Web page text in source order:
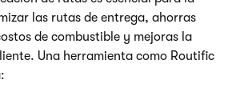
las rutas de entrega, ahorras
de combustible y mejoras la
Una herramienta como Routific